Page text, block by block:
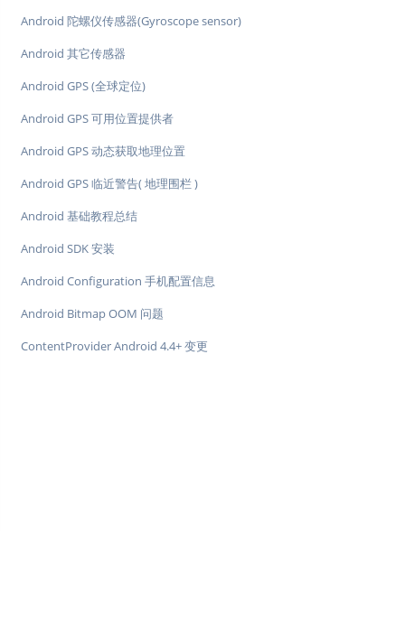
Android 陀螺仪传感器(Gyroscope sensor)
Android 其它传感器
Android GPS (全球定位)
Android GPS 可用位置提供者
Android GPS 动态获取地理位置
Android GPS 临近警告( 地理围栏 )
Android 基础教程总结
Android SDK 安装
Android Configuration 手机配置信息
Android Bitmap OOM 问题
ContentProvider Android 4.4+ 变更